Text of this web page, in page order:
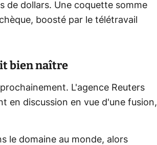
de dollars. Une coquette somme
boosté par le télétravail
bien naître
L'agence Reuters
en discussion en vue d'une fusion,
le domaine au monde, alors